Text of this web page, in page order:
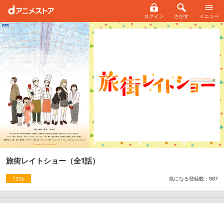
ログイン さがす メニュー
旅街レイトショー （全1話）
720p 気になる登録数： 987